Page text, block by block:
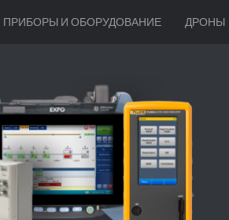
ПРИБОРЫ И ОБОРУДОВАНИЕ ДРОНЫ